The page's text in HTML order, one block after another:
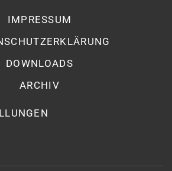
IMPRESSUM
DOWNLOADS
ARCHIV